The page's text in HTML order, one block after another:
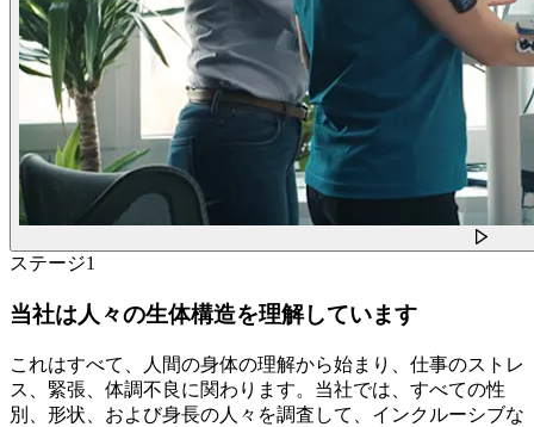
ステージ1
当社は人々の生体構造を理解しています
これはすべて、人間の身体の理解から始まり、仕事のストレ
ス、緊張、体調不良に関わります。当社では、すべての性
別、形状、および身長の人々を調査して、インクルーシブな